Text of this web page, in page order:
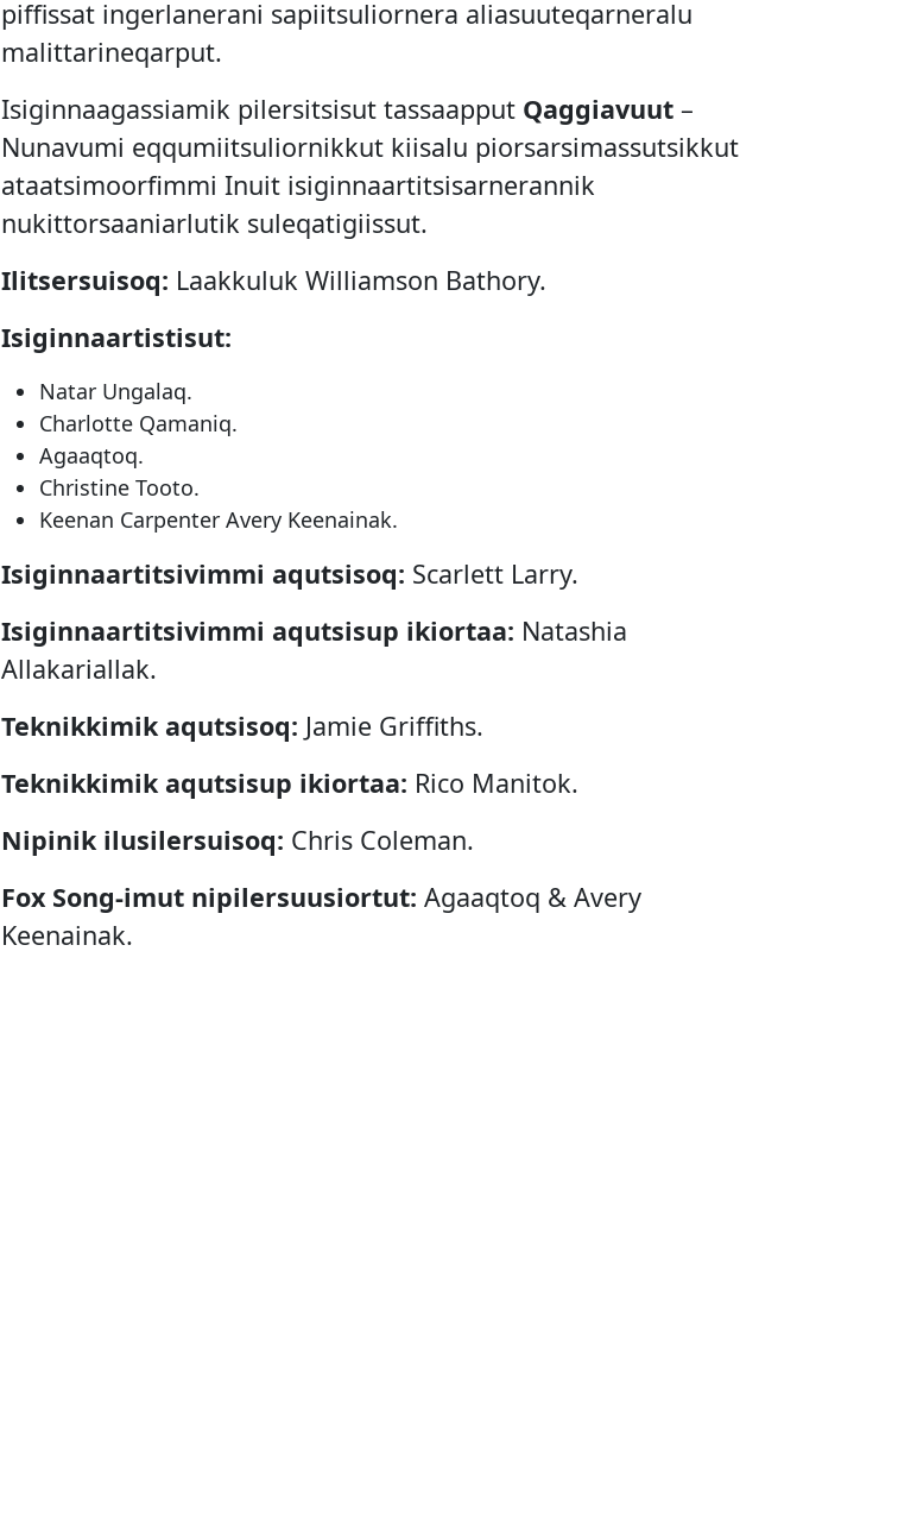
piffissat ingerlanerani sapiitsuliornera aliasuuteqarneralu
malittarineqarput.
Isiginnaagassiamik pilersitsisut tassaapput Qaggiavuut –
Nunavumi eqqumiitsuliornikkut kiisalu piorsarsimassutsikkut
ataatsimoorfimmi Inuit isiginnaartitsisarnerannik
nukittorsaaniarlutik suleqatigiissut.
Ilitsersuisoq: Laakkuluk Williamson Bathory.
Isiginnaartistisut:
Natar Ungalaq.
Charlotte Qamaniq.
Agaaqtoq.
Christine Tooto.
Keenan Carpenter Avery Keenainak.
Isiginnaartitsivimmi aqutsisoq: Scarlett Larry.
Isiginnaartitsivimmi aqutsisup ikiortaa: Natashia
Allakariallak.
Teknikkimik aqutsisoq: Jamie Griffiths.
Teknikkimik aqutsisup ikiortaa: Rico Manitok.
Nipinik ilusilersuisoq: Chris Coleman.
Fox Song-imut nipilersuusiortut: Agaaqtoq & Avery
Keenainak.